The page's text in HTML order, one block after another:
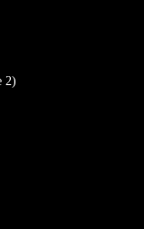
2)